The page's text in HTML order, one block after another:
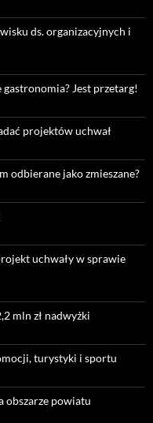
ds. organizacyjnych i
Jest przetarg!
projektów uchwał
odbierane jako zmieszane?
uchwały w sprawie
mln zł nadwyżki
turystyki i sportu
obszarze powiatu